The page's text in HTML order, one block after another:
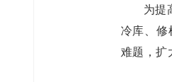
为提
冷库、修
难题，扩